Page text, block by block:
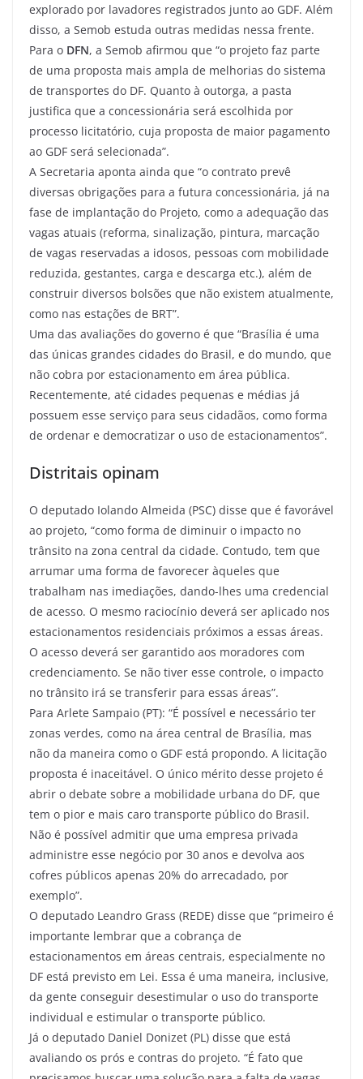
explorado por lavadores registrados junto ao GDF. Além
disso, a Semob estuda outras medidas nessa frente.
Para o DFN, a Semob afirmou que “o projeto faz parte
de uma proposta mais ampla de melhorias do sistema
de transportes do DF. Quanto à outorga, a pasta
justifica que a concessionária será escolhida por
processo licitatório, cuja proposta de maior pagamento
ao GDF será selecionada”.
A Secretaria aponta ainda que “o contrato prevê
diversas obrigações para a futura concessionária, já na
fase de implantação do Projeto, como a adequação das
vagas atuais (reforma, sinalização, pintura, marcação
de vagas reservadas a idosos, pessoas com mobilidade
reduzida, gestantes, carga e descarga etc.), além de
construir diversos bolsões que não existem atualmente,
como nas estações de BRT”.
Uma das avaliações do governo é que “Brasília é uma
das únicas grandes cidades do Brasil, e do mundo, que
não cobra por estacionamento em área pública.
Recentemente, até cidades pequenas e médias já
possuem esse serviço para seus cidadãos, como forma
de ordenar e democratizar o uso de estacionamentos”.
Distritais opinam
O deputado Iolando Almeida (PSC) disse que é favorável
ao projeto, “como forma de diminuir o impacto no
trânsito na zona central da cidade. Contudo, tem que
arrumar uma forma de favorecer àqueles que
trabalham nas imediações, dando-lhes uma credencial
de acesso. O mesmo raciocínio deverá ser aplicado nos
estacionamentos residenciais próximos a essas áreas.
O acesso deverá ser garantido aos moradores com
credenciamento. Se não tiver esse controle, o impacto
no trânsito irá se transferir para essas áreas”.
Para Arlete Sampaio (PT): “É possível e necessário ter
zonas verdes, como na área central de Brasília, mas
não da maneira como o GDF está propondo. A licitação
proposta é inaceitável. O único mérito desse projeto é
abrir o debate sobre a mobilidade urbana do DF, que
tem o pior e mais caro transporte público do Brasil.
Não é possível admitir que uma empresa privada
administre esse negócio por 30 anos e devolva aos
cofres públicos apenas 20% do arrecadado, por
exemplo”.
O deputado Leandro Grass (REDE) disse que “primeiro é
importante lembrar que a cobrança de
estacionamentos em áreas centrais, especialmente no
DF está previsto em Lei. Essa é uma maneira, inclusive,
da gente conseguir desestimular o uso do transporte
individual e estimular o transporte público.
Já o deputado Daniel Donizet (PL) disse que está
avaliando os prós e contras do projeto. “É fato que